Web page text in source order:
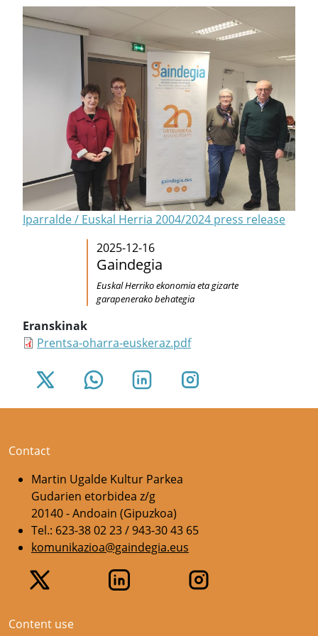
Iparralde / Euskal Herria 2004/2024 press release
2025-12-16
Gaindegia
Euskal Herriko ekonomia eta gizarte
garapenerako behategia
Eranskinak
Prentsa-oharra-euskeraz.pdf
Contact
Martin Ugalde Kultur Parkea
Gudarien etorbidea z/g
20140 - Andoain (Gipuzkoa)
Tel.: 623-38 02 23 / 943-30 43 65
komunikazioa@gaindegia.eus
Content use